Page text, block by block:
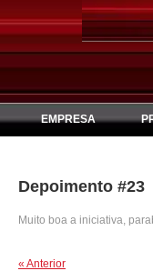
EMPRESA
Depoimento #23
Muito boa a iniciativa,
« Anterior